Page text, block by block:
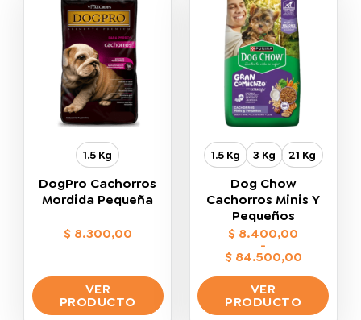
múltiples
variantes.
Las
opciones
se
pueden
elegir
en
la
página
de
producto
múltiples
variantes.
Las
opciones
se
pueden
elegir
en
la
página
de
producto
1.5 Kg
DogPro Cachorros
Mordida Pequeña
$8.300,00
VER
PRODUCTO
1.5 Kg 3 Kg 21 Kg
Dog Chow
Cachorros Minis Y
Pequeños
$ 8.400,00
-
$84.500,00
Rango
de
precios:
desde
$ 8.400,00
VER
PRODUCTO